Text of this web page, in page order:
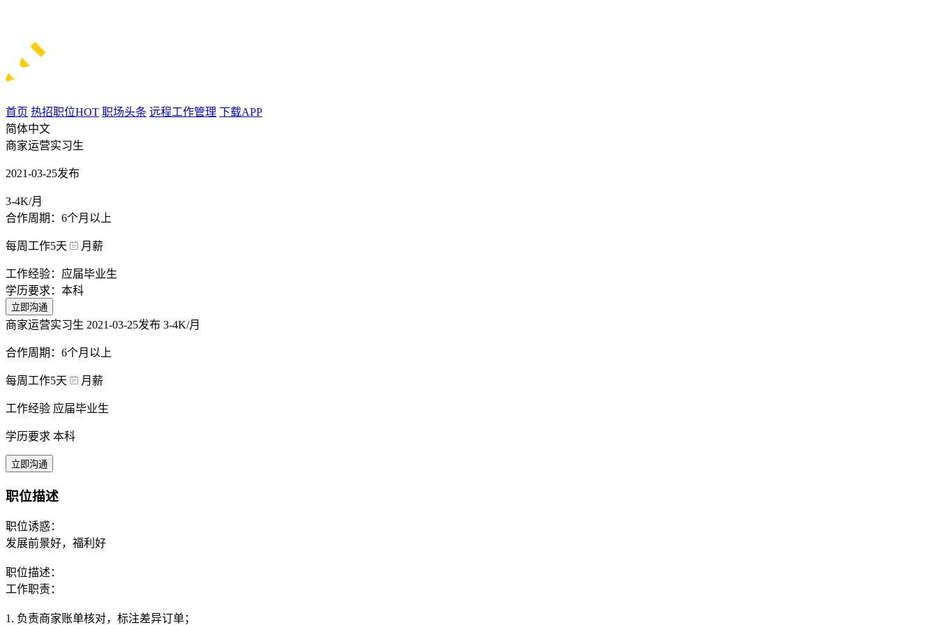
首页 热招职位HOT 职场头条 远程工作管理 下载APP
简体中文
商家运营实习生
2021-03-25发布
3-4K/月
合作周期：6个月以上
每周工作5天 月薪
工作经验：应届毕业生
学历要求：本科
立即沟通
商家运营实习生 2021-03-25发布 3-4K/月
合作周期：6个月以上
每周工作5天 月薪
工作经验 应届毕业生
学历要求 本科
立即沟通
职位描述
职位诱惑：
发展前景好，福利好
职位描述：
工作职责：
1. 负责商家账单核对，标注差异订单；